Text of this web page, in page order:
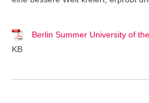
Berlin Summer University of
KB